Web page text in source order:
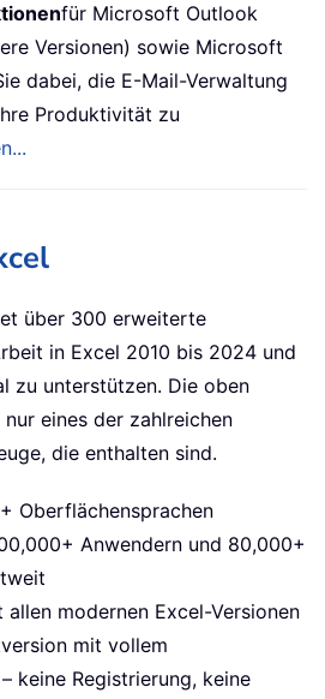
für Microsoft Outlook
Versionen) sowie Microsoft
dabei, die E-Mail-Verwaltung
Produktivität zu
über 300 erweiterte
in Excel 2010 bis 2024 und
zu unterstützen. Die oben
eines der zahlreichen
die enthalten sind.
Oberflächensprachen
Anwendern und 80,000+
allen modernen Excel-Versionen
mit vollem
keine Registrierung, keine